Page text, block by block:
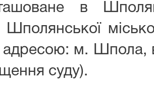
в
Шполянської
адресою: м. Шпола,
суду).